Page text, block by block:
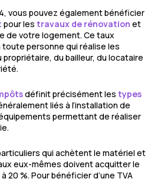
vous pouvez également bénéficier
pour les travaux de rénovation et
de votre logement. Ce taux
toute personne qui réalise les
propriétaire, du bailleur, du locataire
définit précisément les types
liés à l’installation de
permettant de réaliser
qui achètent le matériel et
eux-mêmes doivent acquitter le
20 %. Pour bénéficier d’une TVA